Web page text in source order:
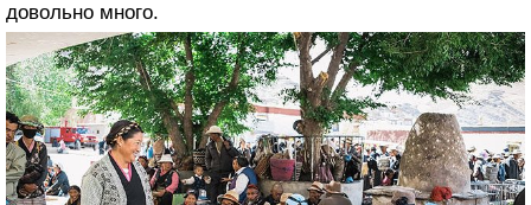
довольно много.